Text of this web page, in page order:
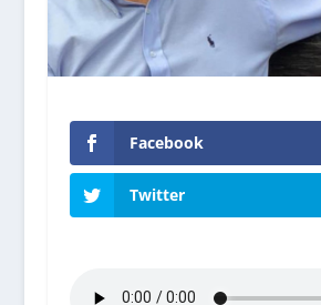
Facebook
Twitter